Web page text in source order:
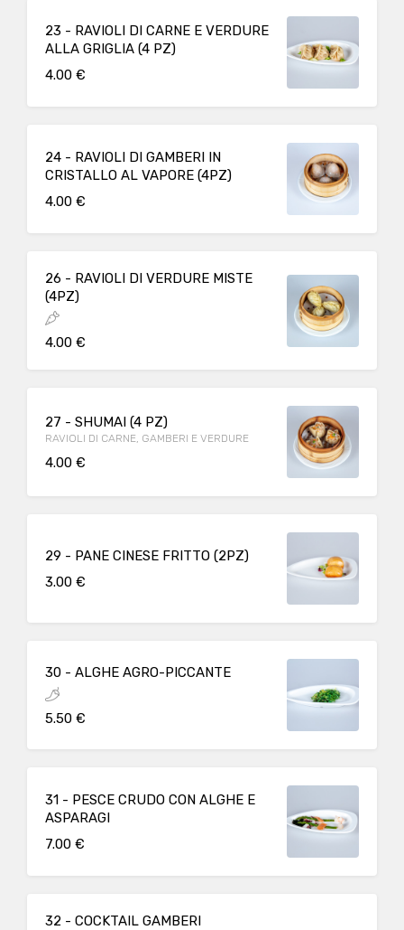
23 - RAVIOLI DI CARNE E VERDURE
ALLA GRIGLIA (4 PZ)
4.00 €
24 - RAVIOLI DI GAMBERI IN
CRISTALLO AL VAPORE (4PZ)
4.00 €
26 - RAVIOLI DI VERDURE MISTE
(4PZ)
4.00 €
27 - SHUMAI (4 PZ)
RAVIOLI DI CARNE, GAMBERI E VERDURE
4.00 €
29 - PANE CINESE FRITTO (2PZ)
3.00 €
30 - ALGHE AGRO-PICCANTE
5.50 €
31 - PESCE CRUDO CON ALGHE E
ASPARAGI
7.00 €
32 - COCKTAIL GAMBERI